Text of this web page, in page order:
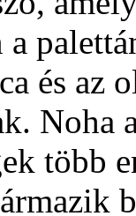
és az
Noha
több